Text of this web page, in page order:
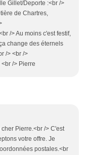
Gillet/Deporte :<br />
de Chartres,
/> Au moins c'est festif,
change des éternels
/> <br />
/> Pierre
Pierre.<br /> C'est
votre offre. Je
postales.<br